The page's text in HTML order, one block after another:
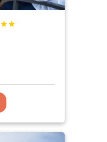

